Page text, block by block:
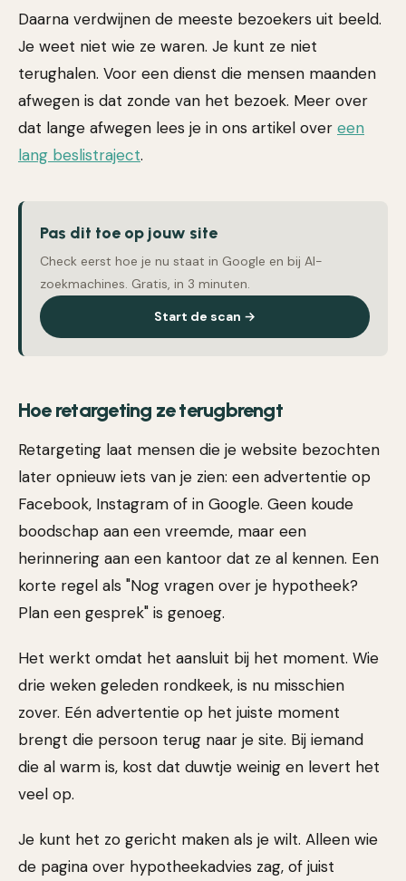
Daarna verdwijnen de meeste bezoekers uit beeld.
Je weet niet wie ze waren. Je kunt ze niet
terughalen. Voor een dienst die mensen maanden
afwegen is dat zonde van het bezoek. Meer over
dat lange afwegen lees je in ons artikel over een
lang beslistraject.
Pas dit toe op jouw site
Check eerst hoe je nu staat in Google en bij AI-
zoekmachines. Gratis, in 3 minuten.
Start de scan →
Hoe retargeting ze terugbrengt
Retargeting laat mensen die je website bezochten
later opnieuw iets van je zien: een advertentie op
Facebook, Instagram of in Google. Geen koude
boodschap aan een vreemde, maar een
herinnering aan een kantoor dat ze al kennen. Een
korte regel als "Nog vragen over je hypotheek?
Plan een gesprek" is genoeg.
Het werkt omdat het aansluit bij het moment. Wie
drie weken geleden rondkeek, is nu misschien
zover. Eén advertentie op het juiste moment
brengt die persoon terug naar je site. Bij iemand
die al warm is, kost dat duwtje weinig en levert het
veel op.
Je kunt het zo gericht maken als je wilt. Alleen wie
de pagina over hypotheekadvies zag, of juist